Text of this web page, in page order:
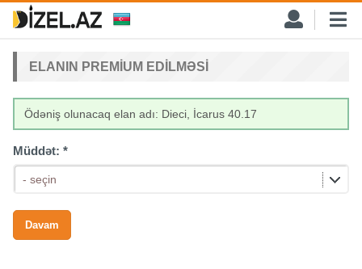
ELANIN PREMIUM EDILMƏSI
Ödəniş olunacaq elan adı: Dieci, İcarus 40.17
Müddət: *
- seçin